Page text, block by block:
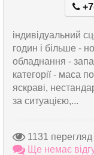
індивідуальний
годин і більше -
обладнання -
категорії - маса
яскраві,
за ситуацією,...
1131 перегляд
Ще немає